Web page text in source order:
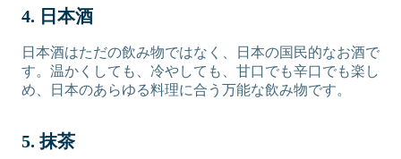
4. 日本酒
日本酒はただの飲み物ではなく、日本の国民的なお酒で
す。温かくしても、冷やしても、甘口でも辛口でも楽し
め、日本のあらゆる料理に合う万能な飲み物です。
5. 抹茶